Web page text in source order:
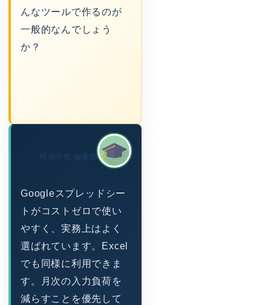
んなツールで作るのが
一般的なんでしょう
か？
民泊学校 編集部
Googleスプレッドシー
トがコストゼロで使い
やすく、実務上はよく
選ばれています。Excel
でも同様に利用できま
す。月次の入力負荷を
減らすことを優先して